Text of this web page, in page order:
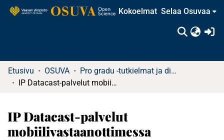
Kokoelmat Selaa Osuvaa
Etusivu OSUVA
Pro gradu -tutkielmat ja diplomityöt
IP Datacast-palvelut mobiilivastaanottimessa
IP Datacast-palvelut
mobiilivastaanottimessa